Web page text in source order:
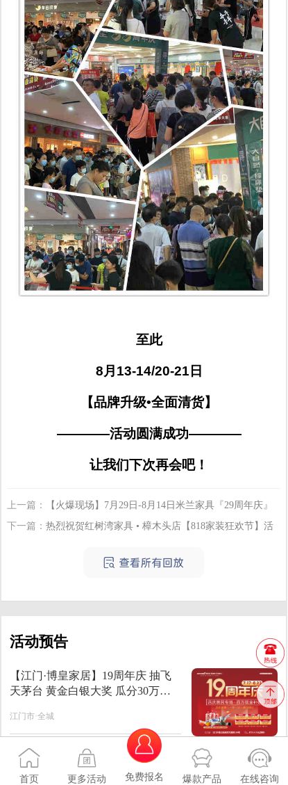
至此
8月13-14/20-21日
【品牌升级•全面清货】
————活动圆满成功————
让我们下次再会吧！
上一篇：
【火爆现场】7月29日-8月14日米兰家具『29周年庆』
活动圆满落幕！
下一篇：热烈祝贺红树湾家具 • 樟木头店【818家装狂欢节】活
活动预告
【江门·博皇家居】19周年庆 抽飞
天茅台 黄金白银大奖 瓜分30万元
江门市·全城
建行家装狂欢节 福利来袭
首页 更多活动 免费报名 爆款产品 在线咨询